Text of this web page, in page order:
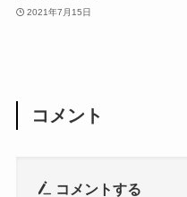
2021年7月15日
コメント
コメントする